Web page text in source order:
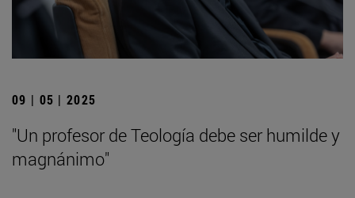
09 | 05 | 2025
"Un profesor de Teología debe ser humilde y
magnánimo"